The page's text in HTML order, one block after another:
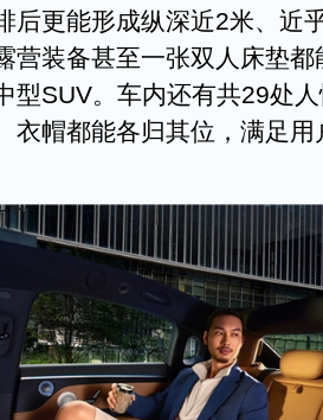
后更能形成纵深近2米、近
营装备甚至一张双人床垫
型SUV。车内还有共29处
衣帽都能各归其位，满足